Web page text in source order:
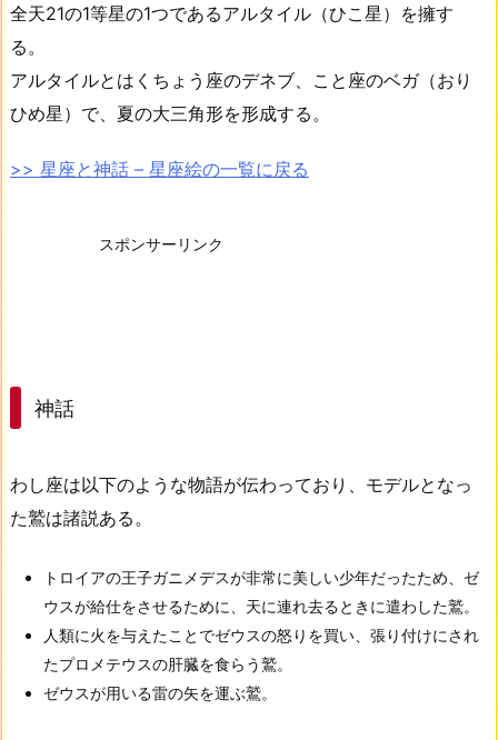
全天21の1等星の1つであるアルタイル（ひこ星）を擁す
る。
アルタイルとはくちょう座のデネブ、こと座のベガ（おり
ひめ星）で、夏の大三角形を形成する。
>> 星座と神話 – 星座絵の一覧に戻る
スポンサーリンク
神話
わし座は以下のような物語が伝わっており、モデルとなっ
た鷲は諸説ある。
トロイアの王子ガニメデスが非常に美しい少年だったため、ゼ
ウスが給仕をさせるために、天に連れ去るときに遣わした鷲。
人類に火を与えたことでゼウスの怒りを買い、張り付けにされ
たプロメテウスの肝臓を食らう鷲。
ゼウスが用いる雷の矢を運ぶ鷲。